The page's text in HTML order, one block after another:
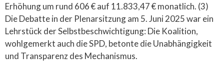
Erhöhung um rund 606 € auf 11.833,47 € monatlich. (3)
Die Debatte in der Plenarsitzung am 5. Juni 2025 war ein
Lehrstück der Selbstbeschwichtigung: Die Koalition,
wohlgemerkt auch die SPD, betonte die Unabhängigkeit
und Transparenz des Mechanismus.